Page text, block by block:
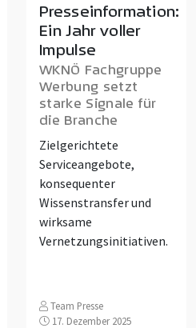
Presseinformation:
Ein Jahr voller
Impulse
WKNÖ Fachgruppe
Werbung setzt
starke Signale für
die Branche
Zielgerichtete
Serviceangebote,
konsequenter
Wissenstransfer und
wirksame
Vernetzungsinitiativen.
Team Presse
17. Dezember 2025